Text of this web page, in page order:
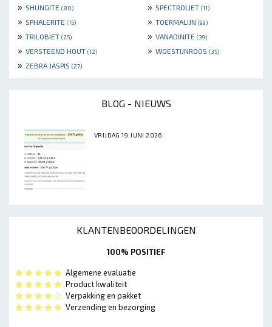
» SHUNGITE (80) » SPECTROLIET (11)
» SPHALERITE (15) » TOERMALIJN (99)
» TRILOBIET (25) » VANADINITE (39)
» VERSTEEND HOUT (12) » WOESTIJNROOS (35)
» ZEBRA JASPIS (27)
BLOG - NIEUWS
VRIJDAG 19 JUNI 2026
KLANTENBEOORDELINGEN
100% POSITIEF
Algemene evaluatie
Product kwaliteit
Verpakking en pakket
Verzending en bezorging